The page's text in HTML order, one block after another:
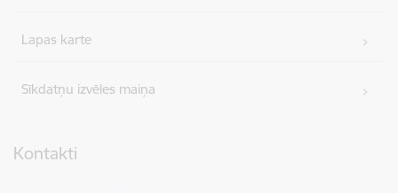
Lapas karte
Sīkdatņu izvēles maiņa
Kontakti